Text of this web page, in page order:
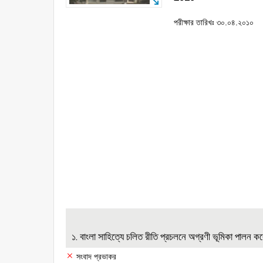
পরীক্ষার তারিখঃ ৩০.০৪.২০১০
১. বাংলা সাহিত্যে চলিত রীতি প্রচলনে অগ্রণী ভূমিকা পালন
সংবাদ প্রভাকর